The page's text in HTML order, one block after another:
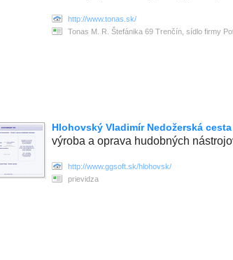
http://www.tonas.sk/
Tonas M. R. Štefánika 69 Trenčín, sídlo firmy
Hlohovský Vladimír Nedožerská
výroba a oprava hudobných
http://www.ggsoft.sk/hlohovsk/
prievidza